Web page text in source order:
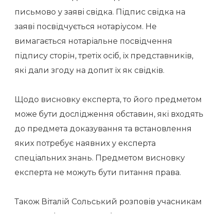
письмово у заяві свідка. Підпис свідка на
заяві посвідчується нотаріусом. Не
вимагається нотаріальне посвідчення
підпису сторін, третіх осіб, їх представників,
які дали згоду на допит їх як свідків.
Щодо висновку експерта, то його предметом
може бути дослідження обставин, які входять
до предмета доказування та встановлення
яких потребує наявних у експерта
спеціальних знань. Предметом висновку
експерта не можуть бути питання права.
Також Віталій Сольський розповів учасникам